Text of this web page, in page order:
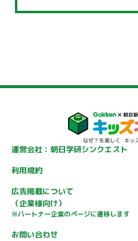
運営会社：朝日学研シンクエスト
利用規約
広告掲載について
（企業様向け）
※パートナー企業のページに遷移します
お問い合わせ